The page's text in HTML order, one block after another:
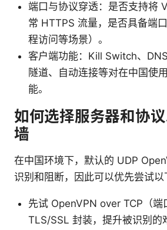
端口与协议穿透：是否支持将
常 HTTPS 流量，是否具备端
程访问等场景）。
客户端功能：Kill Switch、
隧道、自动连接等对在中国使
能。
如何选择服务器和协
墙
在中国环境下，默认的 UDP
识别和阻断，因此可以优先尝试以
先试 OpenVPN over TCP（
TLS/SSL 封装，提升被识别的